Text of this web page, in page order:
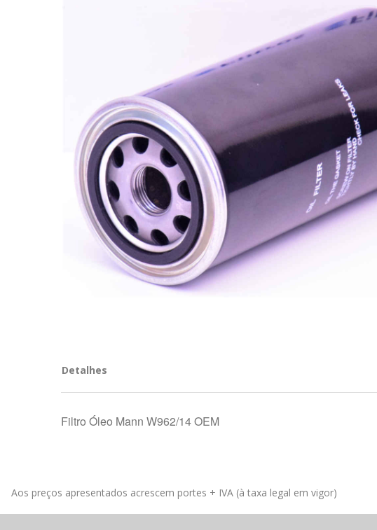
Detalhes
Filtro Óleo Mann W962/14 OEM
Aos preços apresentados acrescem portes + IVA (à taxa legal em vigor)